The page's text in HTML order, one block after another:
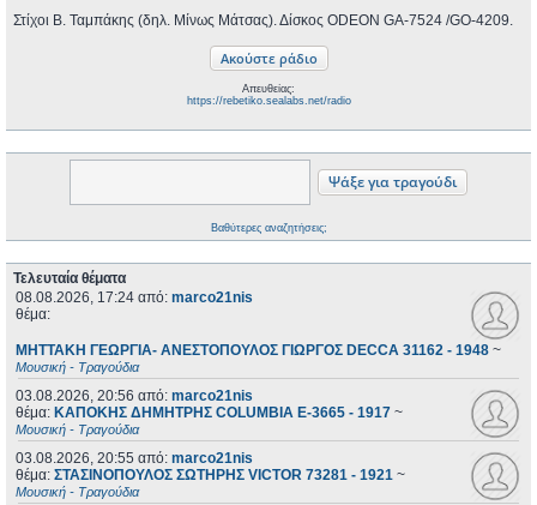
Στίχοι Β. Ταμπάκης (δηλ. Μίνως Μάτσας). Δίσκος ODEON GA-7524 /GO-4209.
Απευθείας:
https://rebetiko.sealabs.net/radio
Βαθύτερες αναζητήσεις;
Τελευταία θέματα
08.08.2026, 17:24 από: marco21nis
θέμα:
ΜΗΤΤΑΚΗ ΓΕΩΡΓΙΑ- ΑΝΕΣΤΟΠΟΥΛΟΣ ΓΙΩΡΓΟΣ DECCA 31162 - 1948 ~
Μουσική - Τραγούδια
03.08.2026, 20:56 από: marco21nis
θέμα: ΚΑΠΟΚΗΣ ΔΗΜΗΤΡΗΣ COLUMBIA E-3665 - 1917 ~
Μουσική - Τραγούδια
03.08.2026, 20:55 από: marco21nis
θέμα: ΣΤΑΣΙΝΟΠΟΥΛΟΣ ΣΩΤΗΡΗΣ VICTOR 73281 - 1921 ~
Μουσική - Τραγούδια